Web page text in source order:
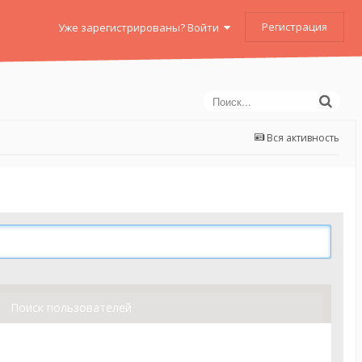
Уже зарегистрированы? Войти Регистрация
Вся активность
Поиск пользователей